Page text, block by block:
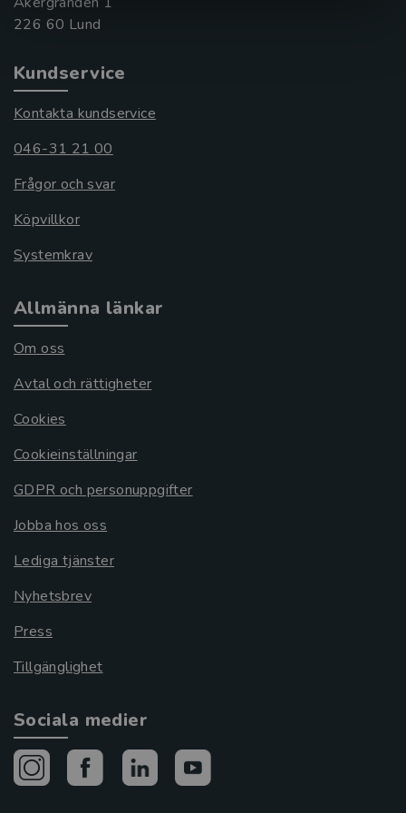
Kundservice
Kontakta kundservice
046-31 21 00
Frågor och svar
Köpvillkor
Systemkrav
Allmänna länkar
Om oss
Avtal och rättigheter
Cookies
Cookieinställningar
GDPR och personuppgifter
Jobba hos oss
Lediga tjänster
Nyhetsbrev
Press
Tillgänglighet
Sociala medier